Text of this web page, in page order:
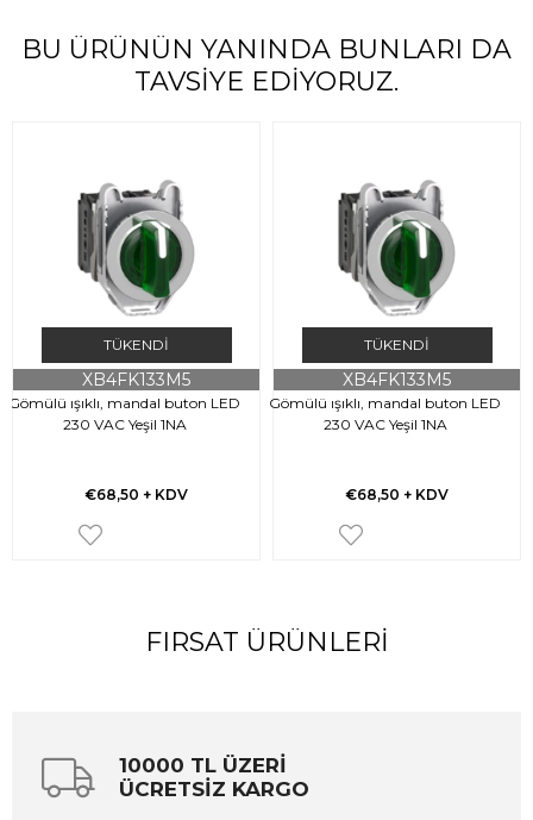
BU ÜRÜNÜN YANINDA BUNLARI DA
TAVSIYE EDIYORUZ.
TÜKENDI
Gömülü ışıklı, mandal buton LED
230 VAC Yeşil 1NA
XB4FK133M5
€68,50 + KDV
TÜKENDI
Gömülü ışıklı, mandal buton LED
230 VAC Yeşil 1NA
XB4FK133M5
€68,50 + KDV
FIRSAT ÜRÜNLERI
10000 TL ÜZERİ
ÜCRETSİZ KARGO